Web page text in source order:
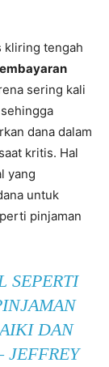
kliring tengah
sering kali
dana dalam
kritis. Hal
yang
untuk
pinjaman
SEPERTI
DAN